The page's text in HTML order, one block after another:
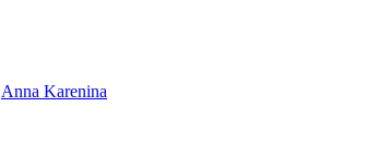
Anna Karenina